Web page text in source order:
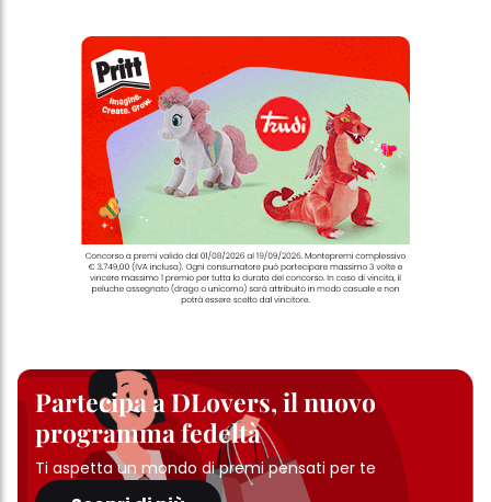
Partecipa a DLovers, il nuovo
programma fedeltà
Ti aspetta un mondo di premi pensati per te